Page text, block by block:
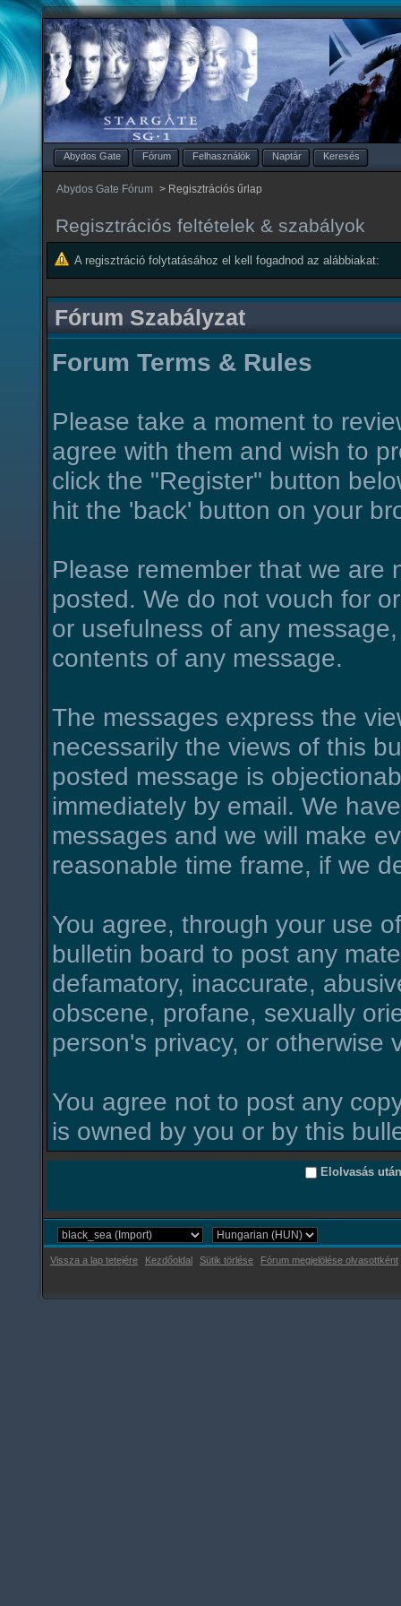
Abydos Gate Fórum Felhasználók Naptár Keresés
Abydos Gate Fórum > Regisztrációs űrlap
Regisztrációs feltételek & szabályok
A regisztráció folytatásához el kell fogadnod az alábbiakat:
Fórum Szabályzat
Forum Terms & Rules
Please take a moment to
agree with them and wish to
click the "Register" button
hit the 'back' button on your
Please remember that we are
posted. We do not vouch for
or usefulness of any
contents of any message.
The messages express the
necessarily the views of this
posted message is
immediately by email. We
messages and we will make
reasonable time frame, if we
You agree, through your use
bulletin board to post any
defamatory, inaccurate,
obscene, profane, sexually
person's privacy, or otherwise
You agree not to post any
is owned by you or by this
Elolvasás
Vissza a lap tetejére Kezdőoldal Sütik törlése Fórum megjelölése olvasottként